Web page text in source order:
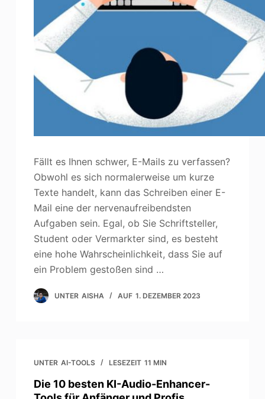
Fällt es Ihnen schwer, E-Mails zu verfassen?
Obwohl es sich normalerweise um kurze
Texte handelt, kann das Schreiben einer E-
Mail eine der nervenaufreibendsten
Aufgaben sein. Egal, ob Sie Schriftsteller,
Student oder Vermarkter sind, es besteht
eine hohe Wahrscheinlichkeit, dass Sie auf
ein Problem gestoßen sind …
UNTER AISHA AUF 1. DEZEMBER 2023
UNTER AI-TOOLS LESEZEIT 11 MIN
Die 10 besten KI-Audio-Enhancer-